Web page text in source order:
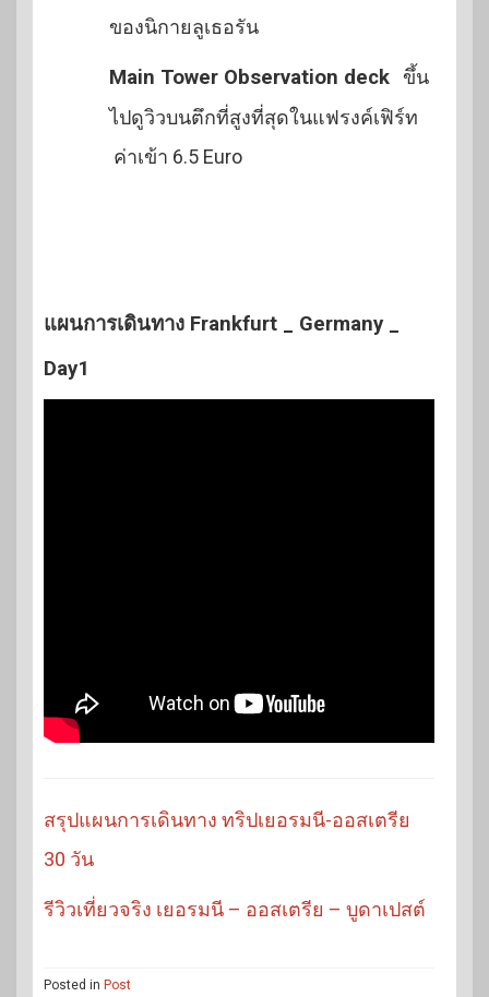
ของนิกายลูเธอรัน
Main Tower Observation deck ขึ้น
ไปดูวิวบนตึกที่สูงที่สุดในแฟรงค์เฟิร์ท
ค่าเข้า 6.5 Euro
แผนการเดินทาง Frankfurt _ Germany _
Day1
สรุปแผนการเดินทาง ทริปเยอรมนี-ออสเตรีย
30 วัน
รีวิวเที่ยวจริง เยอรมนี – ออสเตรีย – บูดาเปสต์
Posted in Post